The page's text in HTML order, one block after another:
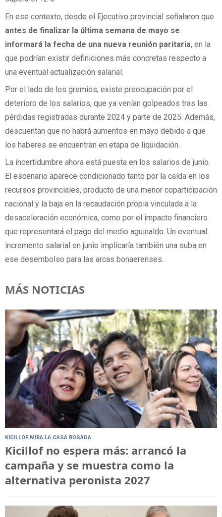
En ese contexto, desde el Ejecutivo provincial señalaron que
antes de finalizar la última semana de mayo se
informará la fecha de una nueva reunión paritaria, en la
que podrían existir definiciones más concretas respecto a
una eventual actualización salarial.
Por el lado de los gremios, existe preocupación por el
deterioro de los salarios, que ya venían golpeados tras las
pérdidas registradas durante 2024 y parte de 2025. Además,
descuentan que no habrá aumentos en mayo debido a que
los haberes se encuentran en etapa de liquidación.
La incertidumbre ahora está puesta en los salarios de junio.
El escenario aparece condicionado tanto por la caída en los
recursos provinciales, producto de una menor coparticipación
nacional y la baja en la recaudación propia vinculada a la
desaceleración económica, como por el impacto financiero
que representará el pago del medio aguinaldo. Un eventual
incremento salarial en junio implicaría también una suba en
ese desembolso para las arcas bonaerenses.
MÁS NOTICIAS
KICILLOF MIRA LA CASA ROSADA
Kicillof no espera más: arrancó la
campaña y se muestra como la
alternativa peronista 2027